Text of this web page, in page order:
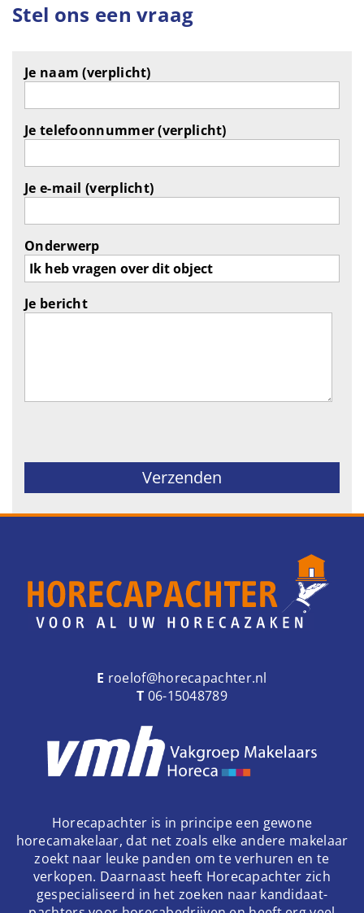
Stel ons een vraag
Je naam (verplicht)
Je telefoonnummer (verplicht)
Je e-mail (verplicht)
Onderwerp
Je bericht
E roelof@horecapachter.nl
T 06-15048789
Horecapachter is in principe een gewone
horecamakelaar, dat net zoals elke andere makelaar
zoekt naar leuke panden om te verhuren en te
verkopen. Daarnaast heeft Horecapachter zich
gespecialiseerd in het zoeken naar kandidaat-